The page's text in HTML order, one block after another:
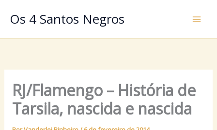
paraOs 4 Santos Negros
RJ/Flamengo – História de
Tarsila, nascida e nascida